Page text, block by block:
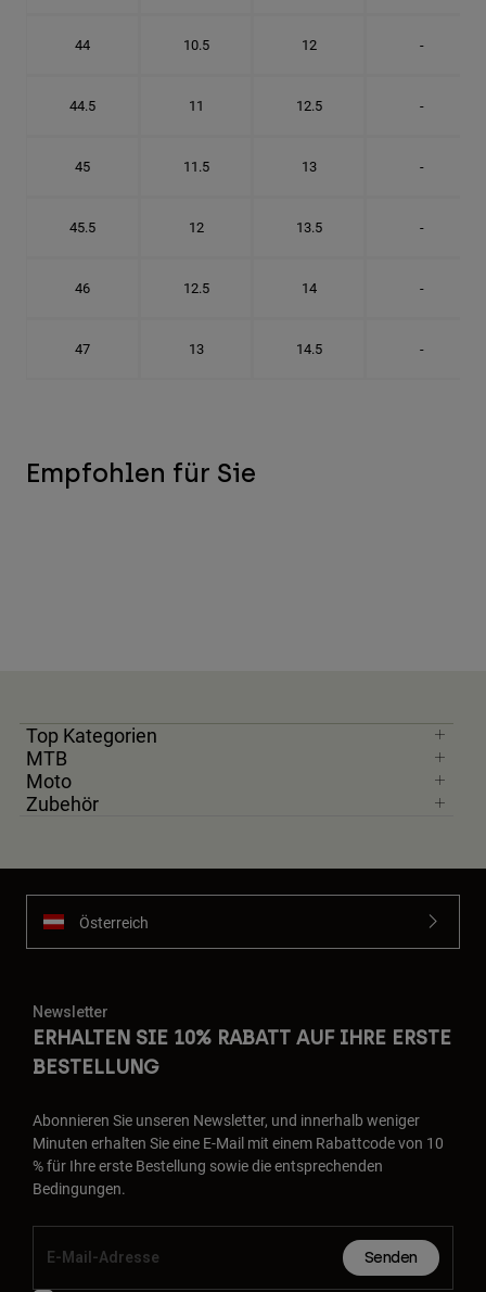
44 10.5 12 -
44.5 11 12.5 -
45 11.5 13 -
45.5 12 13.5 -
46 12.5 14 -
47 13 14.5 -
Empfohlen für Sie
Top Kategorien
MTB
Moto
Zubehör
Österreich
Newsletter
ERHALTEN SIE 10% RABATT AUF IHRE ERSTE
BESTELLUNG
Abonnieren Sie unseren Newsletter, und innerhalb weniger
Minuten erhalten Sie eine E-Mail mit einem Rabattcode von 10
% für Ihre erste Bestellung sowie die entsprechenden
Bedingungen.
Senden